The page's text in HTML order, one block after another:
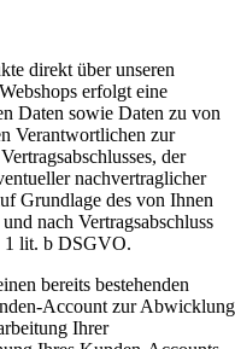
direkt über unseren
erfolgt eine
Daten sowie Daten zu von
Verantwortlichen zur
der
nachvertraglicher
Grundlage des von Ihnen
nach Vertragsabschluss
1 lit. b DSGVO.
bereits bestehenden
Account zur Abwicklung
Ihrer